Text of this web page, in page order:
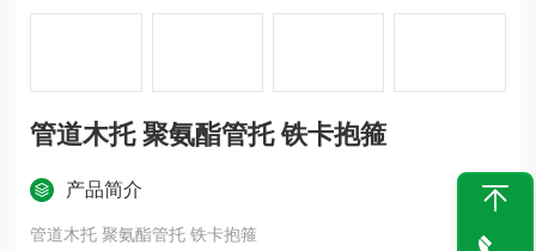
管道木托 聚氨酯管托 铁卡抱箍
产品简介
管道木托 聚氨酯管托 铁卡抱箍